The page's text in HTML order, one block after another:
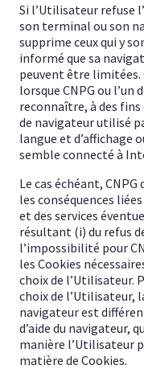
Si l’Utilisateur refuse
son terminal ou son
supprime ceux qui y
informé que sa
peuvent être
lorsque CNPG ou l’un
reconnaître, à des
de navigateur utilisé
langue et d’affichage
semble connecté à
Le cas échéant,
les conséquences
et des services
résultant (i) du refus
l’impossibilité pour
les Cookies
choix de l’Utilisateur.
choix de l’Utilisateur,
navigateur est
d’aide du navigateur,
manière l’Utilisateur
matière de Cookies.